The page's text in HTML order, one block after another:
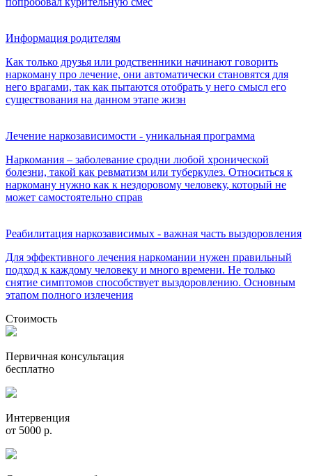
Информация родителям
Как только друзья или родственники начинают говорить
наркоману про лечение, они автоматически становятся для
него врагами, так как пытаются отобрать у него смысл его
существования на данном этапе жизн
Лечение наркозависимости - уникальная программа
Наркомания – заболевание сродни любой хронической
болезни, такой как ревматизм или туберкулез. Относиться к
наркоману нужно как к нездоровому человеку, который не
может самостоятельно справ
Реабилитация наркозависимых - важная часть выздоровления
Для эффективного лечения наркомании нужен правильный
подход к каждому человеку и много времени. Не только
снятие симптомов способствует выздоровлению. Основным
этапом полного излечения
Стоимость
Первичная консультация
бесплатно
Интервенция
от 5000 р.